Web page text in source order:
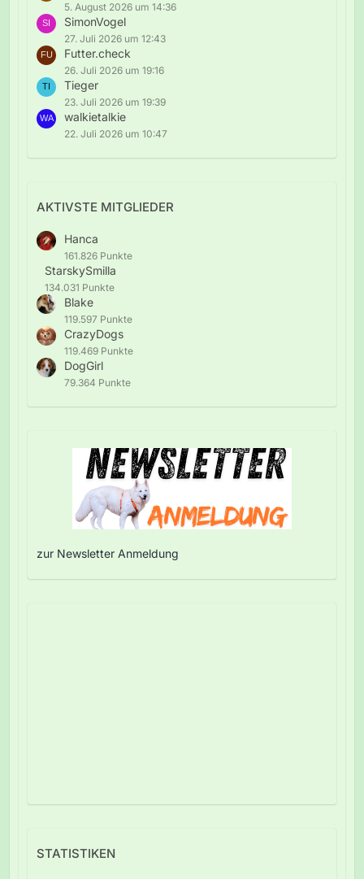
5. August 2026 um 14:36
SimonVogel
27. Juli 2026 um 12:43
Futter.check
26. Juli 2026 um 19:16
Tieger
23. Juli 2026 um 19:39
walkietalkie
22. Juli 2026 um 10:47
AKTIVSTE MITGLIEDER
Hanca
161.826 Punkte
StarskySmilla
134.031 Punkte
Blake
119.597 Punkte
CrazyDogs
119.469 Punkte
DogGirl
79.364 Punkte
zur Newsletter Anmeldung
STATISTIKEN